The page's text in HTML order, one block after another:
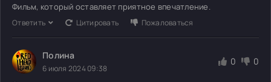
Фильм, который оставляет приятное впечатление.
Ответить Цитировать Пожаловаться
Полина
6 июля 2024 09:38
0 0